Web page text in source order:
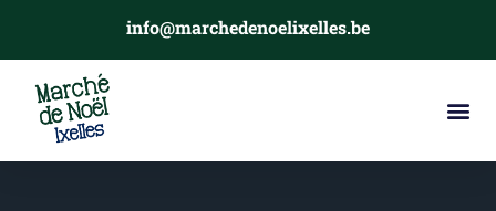
info@marchedenoelixelles.be